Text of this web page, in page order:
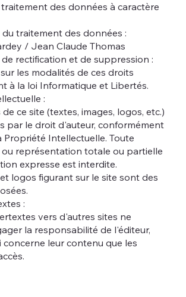
des données à caractère
traitement des données :
/ Jean Claude Thomas
de rectification et de suppression :
les modalités de ces droits
à la loi Informatique et Libertés.
:
ce site (textes, images, logos, etc.)
par le droit d'auteur, conformément
Propriété Intellectuelle. Toute
représentation totale ou partielle
expresse est interdite.
logos figurant sur le site sont des
:
vers d'autres sites ne
la responsabilité de l'éditeur,
concerne leur contenu que les